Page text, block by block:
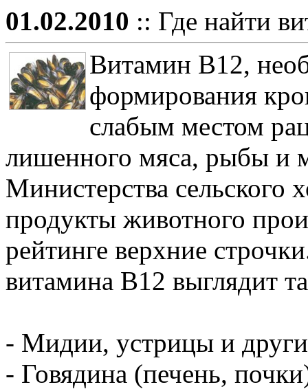
01.02.2010 :: Где найти
Витамин В12,
формирования
слабым местом
лишенного мяса, рыбы и
Министерства
продукты животного
рейтинге верхние
витамина В12 выглядит
- Мидии, устрицы и
- Говядина (печень,